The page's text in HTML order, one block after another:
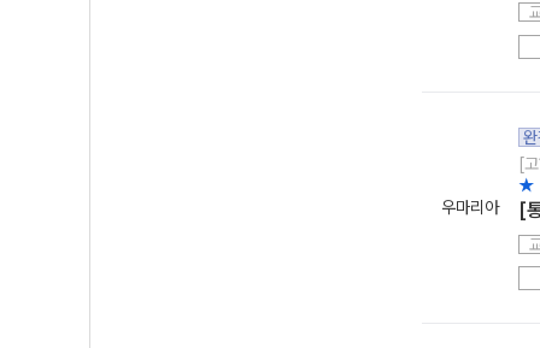
우마리아
[
★
[